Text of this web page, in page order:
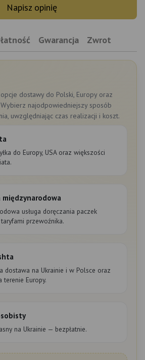
Napisz opinię
Gwarancja Zwrot
dostawy do Polski, Europy oraz
najodpowiedniejszy sposób
uwzględniając czas realizacji i koszt.
do Europy, USA oraz większości
międzynarodowa
usługa doręczania paczek
przewoźnika.
dostawa na Ukrainie i w Polsce oraz
terenie Europy.
na Ukrainie — bezpłatnie.